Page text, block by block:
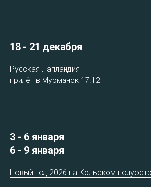
18 - 21 декабря
Русская Лапландия
прилёт в Мурманск 17.12
3 - 6 января
6 - 9 января
Новый год 2026 на Кольском